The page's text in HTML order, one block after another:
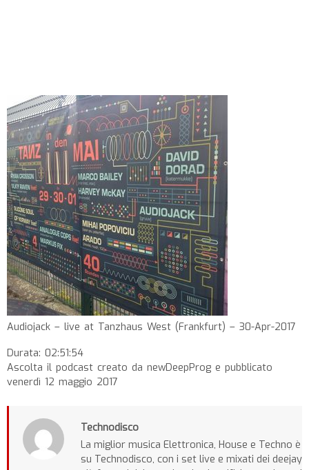
Audiojack – live at Tanzhaus West (Frankfurt) – 30-Apr-2017
Durata: 02:51:54
Ascolta il podcast creato da newDeepProg e pubblicato
venerdì 12 maggio 2017
Technodisco
La miglior musica Elettronica, House e Techno è
su Technodisco, con i set live e mixati dei deejay